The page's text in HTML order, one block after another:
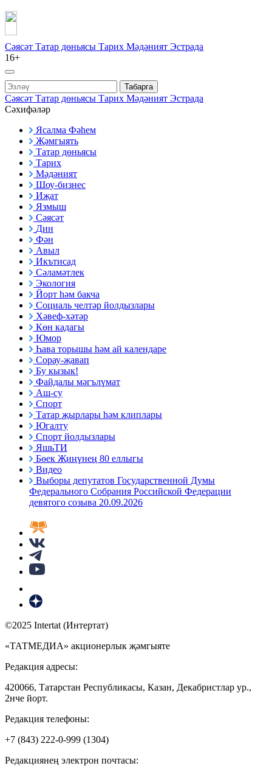
Сәясәт Татар дөньясы Тарих Мәдәният Эстрада
16+
Табарга
Сәясәт Татар дөньясы Тарих Мәдәният Эстрада
Сәхифәләр
Ясалма Фәһем
Җәмгыять
Татар дөньясы
Тарих
Мәдәният
Шоу-бизнес
Иҗат
Язмыш
Сәясәт
Дин
Фән
Авыл
Икътисад
Сәламәтлек
Экология
Йорт һәм бакча
Социаль челтәр йолдызлары
Хәвеф-хәтәр
Көн кадагы
Юмор
Һава торышы һәм ай календаре
Сорау-җавап
Бу кызык!
Файдалы мәгълүмат
Аш-су
Спорт
Татар җырлары һәм клиплары
Югалту
Спорт йолдызлары
ЯшьТИ
Бөек Җиңүнең 80 еллыгы
Видео
Выборы депутатов Государственной Думы
Федерального Собрания Российской Федерации
девятого созыва 20.09.2026
©2025 Intertat (Интертат)
«ТАТМЕДИА» акционерлык җәмгыяте
Редакция адресы:
420066, Татарстан Республикасы, Казан, Декабристлар ур.,
2нче йорт.
Редакция телефоны:
+7 (843) 222-0-999 (1304)
Редакциянең электрон почтасы: